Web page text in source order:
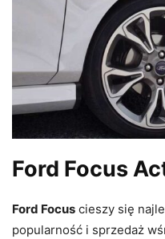
Ford Focus
Ford Focus cieszy się
popularność i sprzedaż